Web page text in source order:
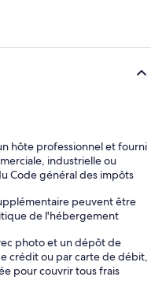
hôte professionnel et fourni
industrielle ou
Code général des impôts
peuvent être
de l'hébergement
photo et un dépôt de
crédit ou par carte de débit,
pour couvrir tous frais